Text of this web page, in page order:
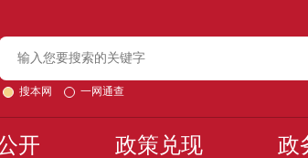
搜本网 一网通查
开 政策兑现 政